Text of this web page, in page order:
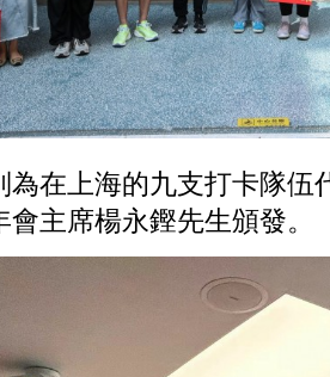
為在上海的九支打卡隊伍
主席楊永鏗先生頒發。